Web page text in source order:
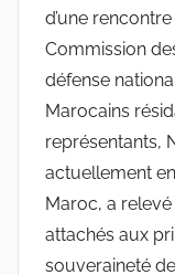
d’une
Commission
défense
Marocains
représentants,
actuellement
Maroc, a
attachés aux
souveraineté